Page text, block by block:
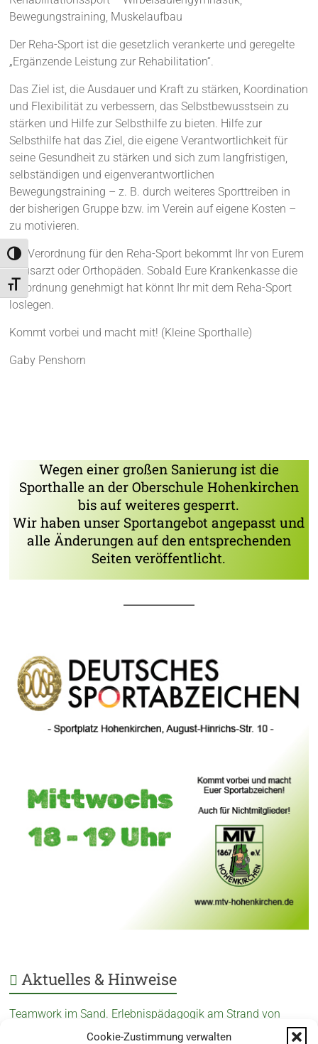
Cookie-Zustimmung verwalten
Umschalten auf hohe Kontraste
Schrift vergrößern
Bewegungstraining, Muskelaufbau
Der Reha-Sport ist die gesetzlich verankerte und geregelte
„Ergänzende Leistung zur Rehabilitation“.
Das Ziel ist, die Ausdauer und Kraft zu stärken, Koordination
und Flexibilität zu verbessern, das Selbstbewusstsein zu
stärken und Hilfe zur Selbsthilfe zu bieten. Hilfe zur
Selbsthilfe hat das Ziel, die eigene Verantwortlichkeit für
seine Gesundheit zu stärken und sich zum langfristigen,
selbständigen und eigenverantwortlichen
Bewegungstraining – z. B. durch weiteres Sporttreiben in
der bisherigen Gruppe bzw. im Verein auf eigene Kosten –
zu motivieren.
Die Verordnung für den Reha-Sport bekommt Ihr von Eurem
Hausarzt oder Orthopäden. Sobald Eure Krankenkasse die
Verordnung genehmigt hat könnt Ihr mit dem Reha-Sport
loslegen.
Kommt vorbei und macht mit! (Kleine Sporthalle)
Gaby Penshorn
Wegen einer großen Sanierung ist die
Sporthalle an der Oberschule Hohenkirchen
bis auf weiteres gesperrt.
Wir haben unser Sportangebot angepasst und
alle Änderungen auf den entsprechenden
Seiten veröffentlicht.
Aktuelles & Hinweise
Teamwork im Sand. Erlebnispädagogik am Strand von